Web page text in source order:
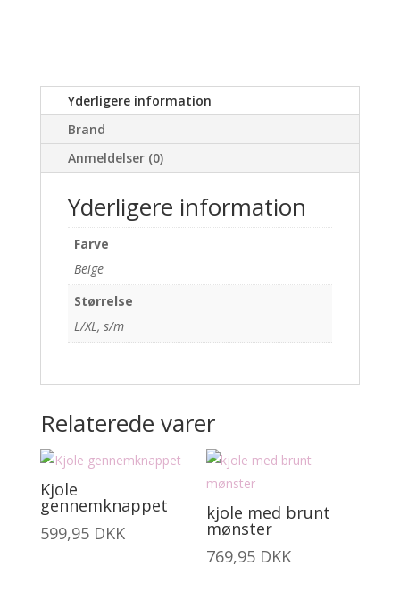
Yderligere information
Brand
Anmeldelser (0)
Yderligere information
Farve
Beige
Størrelse
L/XL, s/m
Relaterede varer
Kjole
gennemknappet
599,95 DKK
kjole med brunt
mønster
769,95 DKK